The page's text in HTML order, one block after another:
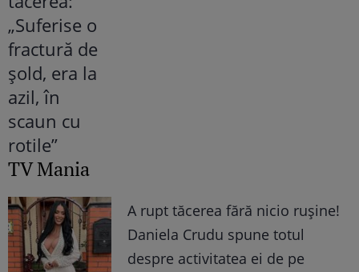
TV Mania
A rupt tăcerea fără nicio rușine!
Daniela Crudu spune totul
despre activitatea ei de pe